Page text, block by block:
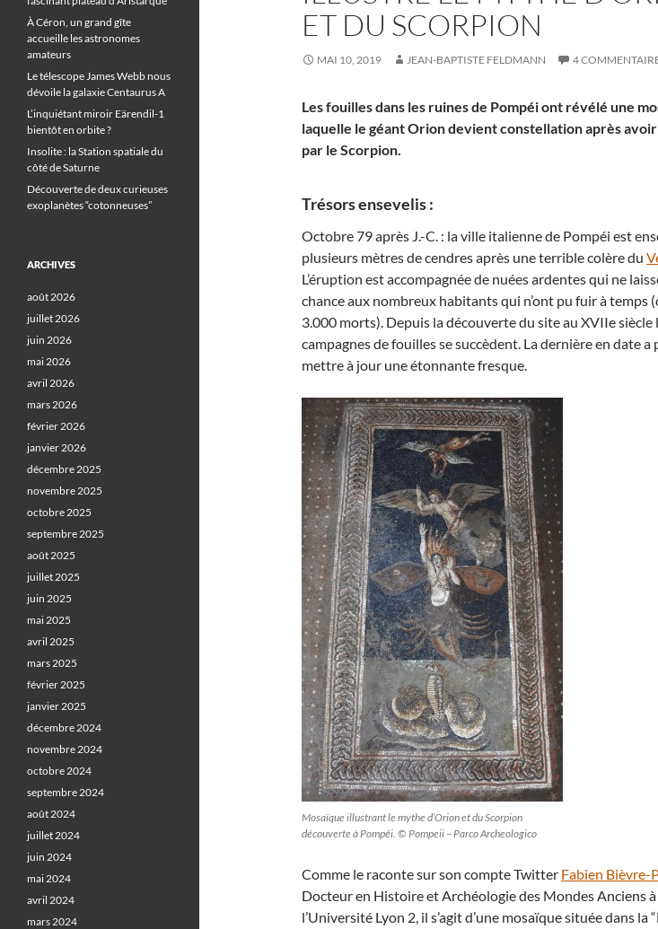
ET DU SCORPION
MAI 10, 2019 JEAN-BAPTISTE FELDMANN 4
Les fouilles dans les ruines de Pompéi ont révélé une
laquelle le géant Orion devient constellation après
par le Scorpion.
Trésors ensevelis :
Octobre 79 après J.-C. : la ville italienne de Pompéi est
plusieurs mètres de cendres après une terrible colère du
L’éruption est accompagnée de nuées ardentes qui ne
chance aux nombreux habitants qui n’ont pu fuir à temps
3.000 morts). Depuis la découverte du site au XVIIe siècle
campagnes de fouilles se succèdent. La dernière en date a
mettre à jour une étonnante fresque.
Mosaïque illustrant le mythe d’Orion et du Scorpion
découverte à Pompéi. © Pompeii – Parco Archeologico
Comme le raconte sur son compte Twitter Fabien Bièvre-
Docteur en Histoire et Archéologie des Mondes Anciens à
l’Université Lyon 2, il s’agit d’une mosaïque située dans la
À Céron, un grand gîte
accueille les astronomes
amateurs
Le télescope James Webb nous
dévoile la galaxie Centaurus A
L’inquiétant miroir Eärendil-1
bientôt en orbite ?
Insolite : la Station spatiale du
côté de Saturne
Découverte de deux curieuses
exoplanètes “cotonneuses”
ARCHIVES
août 2026
juillet 2026
juin 2026
mai 2026
avril 2026
mars 2026
février 2026
janvier 2026
décembre 2025
novembre 2025
octobre 2025
septembre 2025
août 2025
juillet 2025
juin 2025
mai 2025
avril 2025
mars 2025
février 2025
janvier 2025
décembre 2024
novembre 2024
octobre 2024
septembre 2024
août 2024
juillet 2024
juin 2024
mai 2024
avril 2024
mars 2024